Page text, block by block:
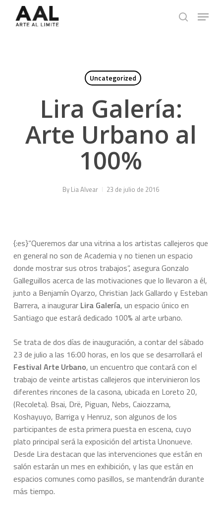
search
Menu
Uncategorized
Lira Galería:
Arte Urbano al
100%
By Lia Alvear 23 de julio de 2016
{:es}“Queremos dar una vitrina a los artistas callejeros que
en general no son de Academia y no tienen un espacio
donde mostrar sus otros trabajos”, asegura Gonzalo
Galleguillos acerca de las motivaciones que lo llevaron a él,
junto a Benjamín Oyarzo, Christian Jack Gallardo y Esteban
Barrera, a inaugurar Lira Galería, un espacio único en
Santiago que estará dedicado 100% al arte urbano.
Se trata de dos días de inauguración, a contar del sábado
23 de julio a las 16:00 horas, en los que se desarrollará el
Festival Arte Urbano, un encuentro que contará con el
trabajo de veinte artistas callejeros que intervinieron los
diferentes rincones de la casona, ubicada en Loreto 20,
(Recoleta). Bsai, Drë, Piguan, Nebs, Caiozzama,
Koshayuyo, Barriga y Henruz, son algunos de los
participantes de esta primera puesta en escena, cuyo
plato principal será la exposición del artista Unonueve.
Desde Lira destacan que las intervenciones que están en
salón estarán un mes en exhibición, y las que están en
espacios comunes como pasillos, se mantendrán durante
más tiempo.